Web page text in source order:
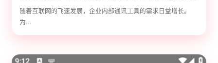
随着互联网的飞速发展，企业内部通讯工具的需求日益增长。
为...